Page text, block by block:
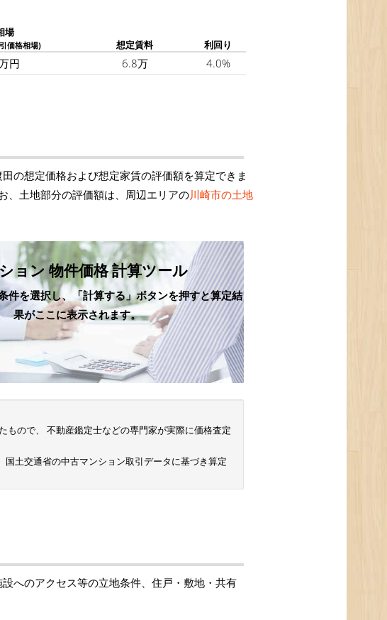
場
価格相場) 想定賃料 利回り
円 6.8万 4.0%
の想定価格および想定家賃の評価額を算定できま
、土地部分の評価額は、周辺エリアの川崎市の土地
ョン 物件価格 計算ツール
件を選択し、「計算する」ボタンを押すと算定結
果がここに表示されます。
もので、 不動産鑑定士などの専門家が実際に価格査定
国土交通省の中古マンション取引データに基づき算定
へのアクセス等の立地条件、住戸・敷地・共有